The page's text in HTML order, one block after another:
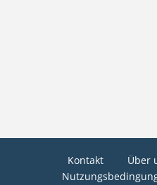
Kontakt Über